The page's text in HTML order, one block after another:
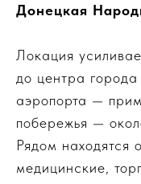
Донецкая
Локация
до центра
аэропорта —
побережья —
Рядом находятся
медицинские,